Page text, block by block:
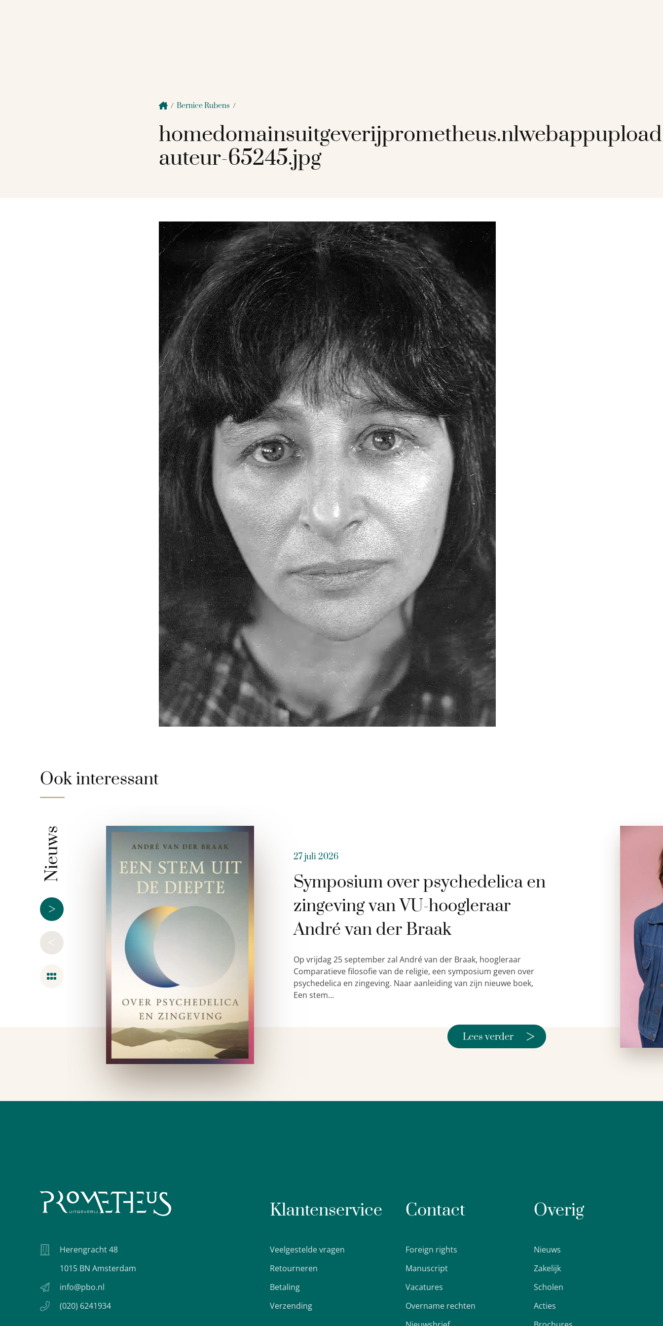
/ Bernice Rubens /
auteur-65245.jpg
Ook interessant
Nieuws
>
<
27 juli 2026
Symposium over psychedelica en
zingeving van VU-hoogleraar
André van der Braak
Op vrijdag 25 september zal André van der Braak, hoogleraar
Comparatieve filosofie van de religie, een symposium geven over
psychedelica en zingeving. Naar aanleiding van zijn nieuwe boek,
Een stem…
Lees verder >
Herengracht 48
1015 BN Amsterdam
info@pbo.nl
(020) 6241934
Klantenservice
Veelgestelde vragen
Retourneren
Betaling
Verzending
Contact
Foreign rights
Manuscript
Vacatures
Overname rechten
Overig
Nieuws
Zakelijk
Scholen
Acties